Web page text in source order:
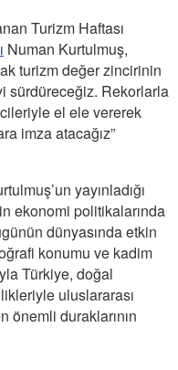
Turizm Haftası
Numan Kurtulmuş,
turizm değer zincirinin
sürdüreceğiz. Rekorlarla
el ele vererek
imza atacağız”
yayınladığı
ekonomi politikalarında
dünyasında etkin
konumu ve kadim
Türkiye, doğal
uluslararası
önemli duraklarının